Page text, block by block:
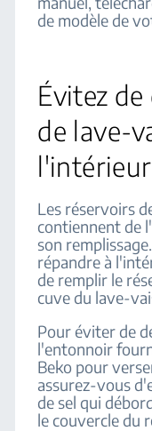
de modèle de
Évitez
de lave-
Les réservoirs
contiennent de
son
répandre à
de remplir le
cuve du lave-
Pour éviter de
l'entonnoir
Beko pour
assurez-vous
de sel qui
le couvercle du